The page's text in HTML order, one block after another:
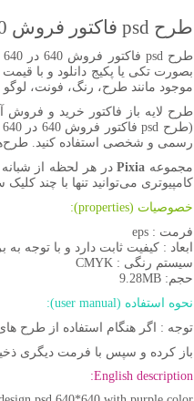
طرح psd فاکتور فروش 640 در 640 با رنگ بنفش
موجود مانند طرح، رنگ، فونت،
رسمی و شخصی استفاده کنید. طرح‌های
مجموعه Pixia در هر لحظه از
کامپیوتری می‌توانید تنها با چند
خصوصیات (properties):
فرمت : eps
ابعاد : کیفیت ثابت دارد و با توجه
سیستم رنگی : CMYK
حجم: 9.28MB
نحوه استفاده (user manual):
توجه : اگر هنگام استفاده از طرح
باز کرده و سپس با فرمت دیگری
English description: